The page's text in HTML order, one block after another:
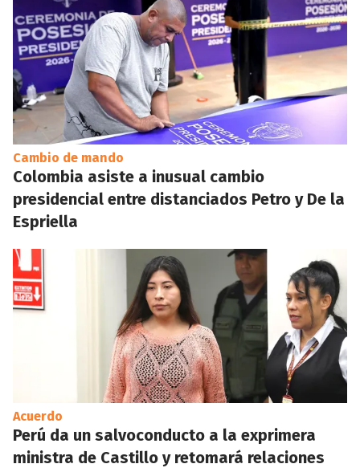
Cambio de mando
Colombia asiste a inusual cambio
presidencial entre distanciados Petro y De la
Espriella
Acuerdo
Perú da un salvoconducto a la exprimera
ministra de Castillo y retomará relaciones